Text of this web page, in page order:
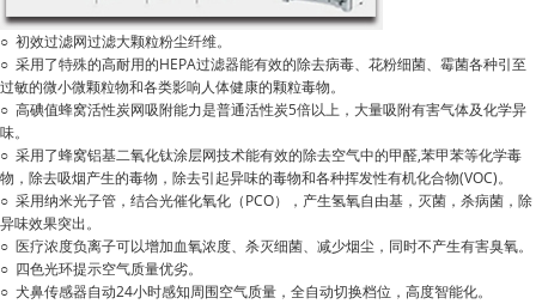
○ 初效过滤网过滤大颗粒粉尘纤维。
○ 采用了特殊的高耐用的HEPA过滤器能有效的除去病毒、花粉细菌、霉菌各种引至
过敏的微小微颗粒物和各类影响人体健康的颗粒毒物。
○ 高碘值蜂窝活性炭网吸附能力是普通活性炭5倍以上，大量吸附有害气体及化学异
味。
○ 采用了蜂窝铝基二氧化钛涂层网技术能有效的除去空气中的甲醛,苯甲苯等化学毒
物，除去吸烟产生的毒物，除去引起异味的毒物和各种挥发性有机化合物(VOC)。
○ 采用纳米光子管，结合光催化氧化（PCO），产生氢氧自由基，灭菌，杀病菌，除
异味效果突出。
○ 医疗浓度负离子可以增加血氧浓度、杀灭细菌、减少烟尘，同时不产生有害臭氧。
○ 四色光环提示空气质量优劣。
○ 犬鼻传感器自动24小时感知周围空气质量，全自动切换档位，高度智能化。